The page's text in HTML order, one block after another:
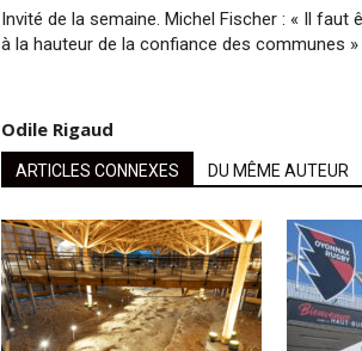
Invité de la semaine. Michel Fischer : « Il faut
à la hauteur de la confiance des communes »
Odile Rigaud
ARTICLES CONNEXES DU MÊME AUTEUR